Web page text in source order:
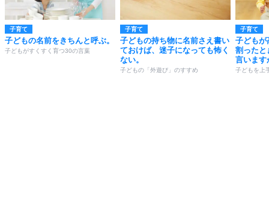
子育て
子どもの名前をきちんと呼ぶ。
子どもがすくすく育つ30の言葉
子育て
子どもの持ち物に名前さえ書い
ておけば、迷子になっても怖く
ない。
子どもの「外遊び」のすすめ
子育て
子どもが
割ったと
言います
子どもを上